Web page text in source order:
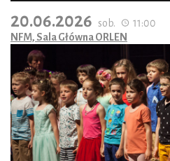
20.06.2026 sob.
11:00
NFM, Sala Główna ORLEN